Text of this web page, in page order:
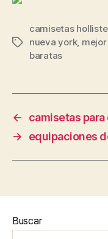
Etiquetas
camisetas
nueva york,
baratas
←
camisetas
→
equipaciones
Buscar